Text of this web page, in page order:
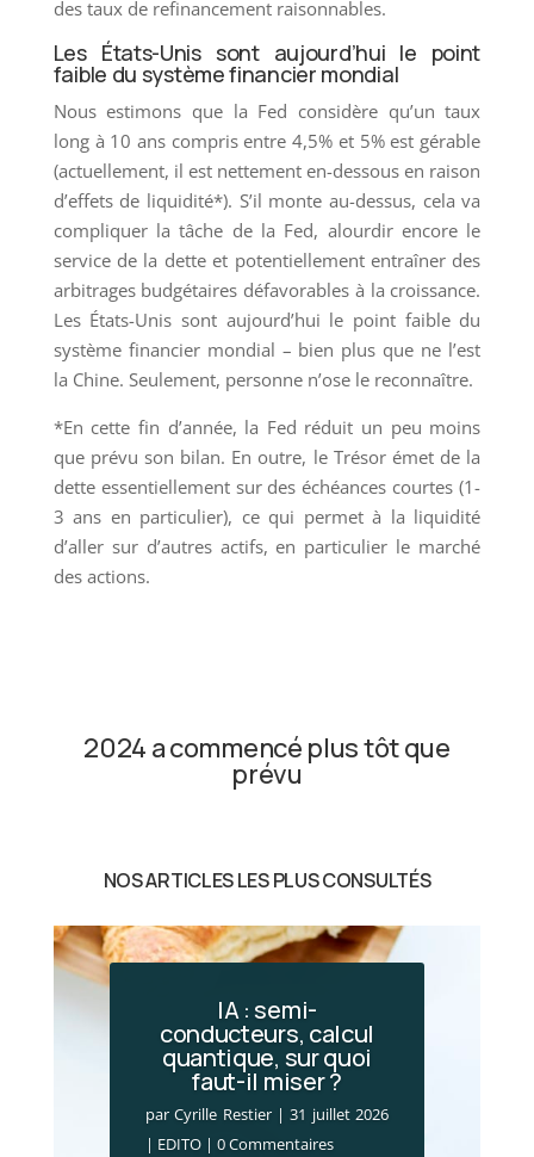
des taux de refinancement raisonnables.
Les États-Unis sont aujourd’hui le point
faible du système financier mondial
Nous estimons que la Fed considère qu’un taux
long à 10 ans compris entre 4,5% et 5% est gérable
(actuellement, il est nettement en-dessous en raison
d’effets de liquidité*). S’il monte au-dessus, cela va
compliquer la tâche de la Fed, alourdir encore le
service de la dette et potentiellement entraîner des
arbitrages budgétaires défavorables à la croissance.
Les États-Unis sont aujourd’hui le point faible du
système financier mondial – bien plus que ne l’est
la Chine. Seulement, personne n’ose le reconnaître.
*En cette fin d’année, la Fed réduit un peu moins
que prévu son bilan. En outre, le Trésor émet de la
dette essentiellement sur des échéances courtes (1-
3 ans en particulier), ce qui permet à la liquidité
d’aller sur d’autres actifs, en particulier le marché
des actions.
2024 a commencé ​plus tôt que
prévu
NOS ARTICLES LES PLUS CONSULTÉS
IA : semi-
conducteurs, calcul
quantique, sur quoi
faut-il miser ?
parCyrille Restier|31 juillet 2026
| EDITO| 0 Commentaires
Incendies en Gironde
: le choc économique
parCyrille Restier
28 juillet 2026